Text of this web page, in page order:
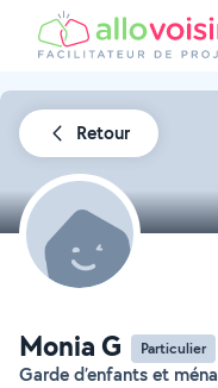
Retour
Monia G Particulier
Garde d’enfants et